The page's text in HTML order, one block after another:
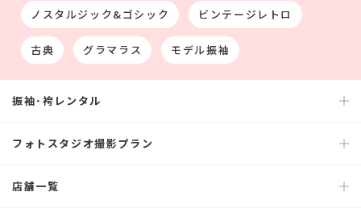
ノスタルジック&ゴシック ビンテージレトロ
古典 グラマラス モデル振袖
振袖･袴レンタル
フォトスタジオ撮影プラン
店舗一覧